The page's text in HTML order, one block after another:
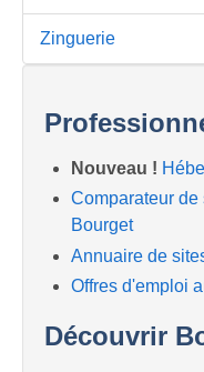
Zinguerie
Nouveau !
Comparateur
Bourget
Annuaire de
Offres d'emploi
Découvrir